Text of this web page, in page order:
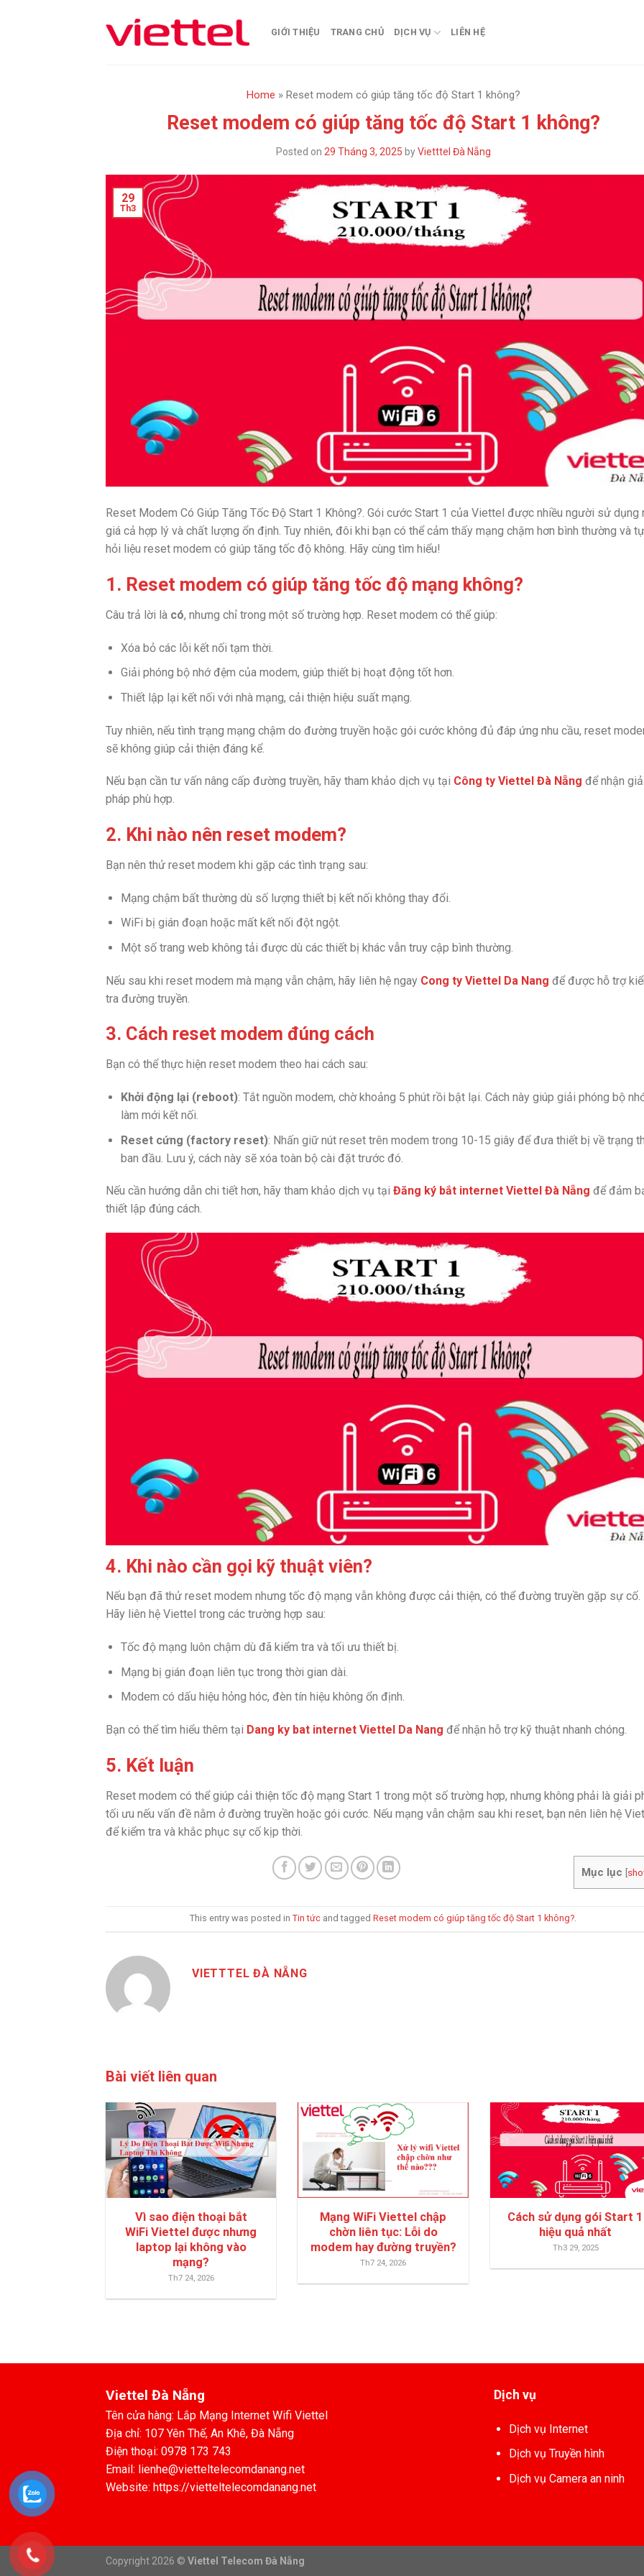
GIỚI THIỆU TRANG CHỦ DỊCH VỤ LIÊN HỆ
Home » Reset modem có giúp tăng tốc độ Start 1 không?
Reset modem có giúp tăng tốc độ Start 1 không?
Posted on 29 Tháng 3, 2025 byVietttel Đà Nẵng
29
Th3
Reset Modem Có Giúp Tăng Tốc Độ Start 1 Không?. Gói cước Start 1 của Viettel được nhiều người sử dụng
giá cả hợp lý và chất lượng ổn định. Tuy nhiên, đôi khi bạn có thể cảm thấy mạng chậm hơn bình thường và tự
hỏi liệu reset modem có giúp tăng tốc độ không. Hãy cùng tìm hiểu!
1. Reset modem có giúp tăng tốc độ mạng không?
Câu trả lời là có, nhưng chỉ trong một số trường hợp. Reset modem có thể giúp:
Xóa bỏ các lỗi kết nối tạm thời.
Giải phóng bộ nhớ đệm của modem, giúp thiết bị hoạt động tốt hơn.
Thiết lập lại kết nối với nhà mạng, cải thiện hiệu suất mạng.
Tuy nhiên, nếu tình trạng mạng chậm do đường truyền hoặc gói cước không đủ đáp ứng nhu cầu, reset
sẽ không giúp cải thiện đáng kể.
Nếu bạn cần tư vấn nâng cấp đường truyền, hãy tham khảo dịch vụ tại Công ty Viettel Đà Nẵng để nhận
pháp phù hợp.
2. Khi nào nên reset modem?
Bạn nên thử reset modem khi gặp các tình trạng sau:
Mạng chậm bất thường dù số lượng thiết bị kết nối không thay đổi.
WiFi bị gián đoạn hoặc mất kết nối đột ngột.
Một số trang web không tải được dù các thiết bị khác vẫn truy cập bình thường.
Nếu sau khi reset modem mà mạng vẫn chậm, hãy liên hệ ngay Cong ty Viettel Da Nang để được hỗ trợ
tra đường truyền.
3. Cách reset modem đúng cách
Bạn có thể thực hiện reset modem theo hai cách sau:
Khởi động lại (reboot): Tắt nguồn modem, chờ khoảng 5 phút rồi bật lại. Cách này giúp giải phóng bộ
làm mới kết nối.
Reset cứng (factory reset): Nhấn giữ nút reset trên modem trong 10-15 giây để đưa thiết bị về trạng
ban đầu. Lưu ý, cách này sẽ xóa toàn bộ cài đặt trước đó.
Nếu cần hướng dẫn chi tiết hơn, hãy tham khảo dịch vụ tại Đăng ký bắt internet Viettel Đà Nẵng để đảm
thiết lập đúng cách.
4. Khi nào cần gọi kỹ thuật viên?
Nếu bạn đã thử reset modem nhưng tốc độ mạng vẫn không được cải thiện, có thể đường truyền gặp sự cố.
Hãy liên hệ Viettel trong các trường hợp sau:
Tốc độ mạng luôn chậm dù đã kiểm tra và tối ưu thiết bị.
Mạng bị gián đoạn liên tục trong thời gian dài.
Modem có dấu hiệu hỏng hóc, đèn tín hiệu không ổn định.
Bạn có thể tìm hiểu thêm tại Dang ky bat internet Viettel Da Nang để nhận hỗ trợ kỹ thuật nhanh chóng.
5. Kết luận
Reset modem có thể giúp cải thiện tốc độ mạng Start 1 trong một số trường hợp, nhưng không phải là giải
tối ưu nếu vấn đề nằm ở đường truyền hoặc gói cước. Nếu mạng vẫn chậm sau khi reset, bạn nên liên hệ
để kiểm tra và khắc phục sự cố kịp thời.
Mục lục [
This entry was posted inTin tức and taggedReset modem có giúp tăng tốc độ Start 1 không?.
VIETTTEL ĐÀ NẴNG
Bài viết liên quan
Vì sao điện thoại bắt
WiFi Viettel được nhưng
laptop lại không vào
mạng?
Th7 24, 2026
Mạng WiFi Viettel chập
chờn liên tục: Lỗi do
modem hay đường truyền?
Th7 24, 2026
Cách sử dụng gói Start 1
hiệu quả nhất
Th3 29, 2025
Viettel Đà Nẵng
Tên cửa hàng: Lắp Mạng Internet Wifi Viettel
Địa chỉ: 107 Yên Thế, An Khê, Đà Nẵng
Điện thoại: 0978 173 743
Email: lienhe@vietteltelecomdanang.net
Website: https://vietteltelecomdanang.net
Dịch vụ
Dịch vụ Internet
Dịch vụ Truyền hình
Dịch vụ Camera an ninh
Copyright 2026 © Viettel Telecom Đà Nẵng